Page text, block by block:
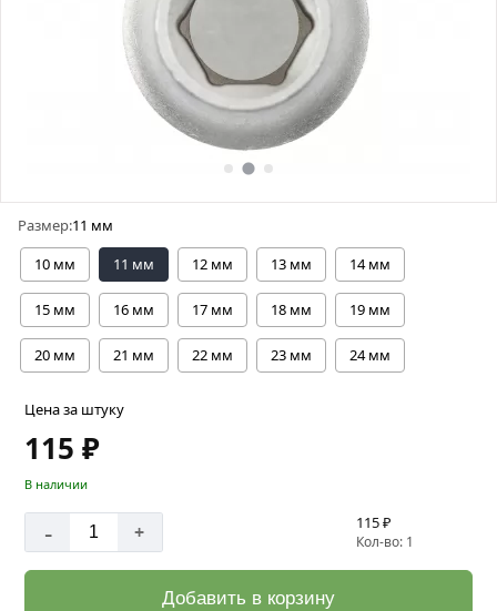
Размер:11 мм
10 мм
11 мм 12 мм 13 мм 14 мм
15 мм 16 мм 17 мм 18 мм 19 мм
20 мм 21 мм 22 мм 23 мм 24 мм
Цена за штуку
115 ₽
В наличии
- + 115 ₽
Кол-во: 1
Добавить в корзину